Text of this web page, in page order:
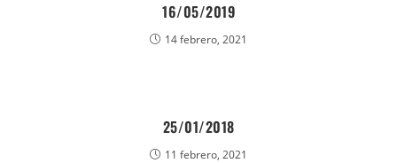
16/05/2019
14 febrero, 2021
25/01/2018
11 febrero, 2021